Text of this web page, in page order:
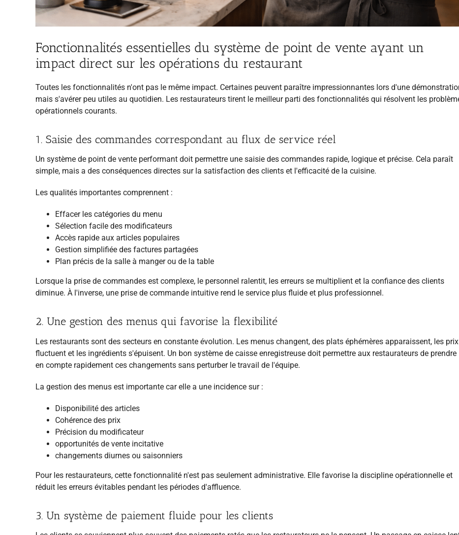
Fonctionnalités essentielles du système de point de vente ayant un
impact direct sur les opérations du restaurant
Toutes les fonctionnalités n'ont pas le même impact. Certaines peuvent paraître impressionnantes lors d'une
mais s'avérer peu utiles au quotidien. Les restaurateurs tirent le meilleur parti des fonctionnalités qui résolvent les
opérationnels courants.
1. Saisie des commandes correspondant au flux de service réel
Un système de point de vente performant doit permettre une saisie des commandes rapide, logique et précise. Cela paraît
simple, mais a des conséquences directes sur la satisfaction des clients et l'efficacité de la cuisine.
Les qualités importantes comprennent :
Effacer les catégories du menu
Sélection facile des modificateurs
Accès rapide aux articles populaires
Gestion simplifiée des factures partagées
Plan précis de la salle à manger ou de la table
Lorsque la prise de commandes est complexe, le personnel ralentit, les erreurs se multiplient et la confiance des clients
diminue. À l'inverse, une prise de commande intuitive rend le service plus fluide et plus professionnel.
2. Une gestion des menus qui favorise la flexibilité
Les restaurants sont des secteurs en constante évolution. Les menus changent, des plats éphémères apparaissent, les prix
fluctuent et les ingrédients s'épuisent. Un bon système de caisse enregistreuse doit permettre aux restaurateurs de prendre
en compte rapidement ces changements sans perturber le travail de l'équipe.
La gestion des menus est importante car elle a une incidence sur :
Disponibilité des articles
Cohérence des prix
Précision du modificateur
opportunités de vente incitative
changements diurnes ou saisonniers
Pour les restaurateurs, cette fonctionnalité n'est pas seulement administrative. Elle favorise la discipline opérationnelle et
réduit les erreurs évitables pendant les périodes d'affluence.
3. Un système de paiement fluide pour les clients